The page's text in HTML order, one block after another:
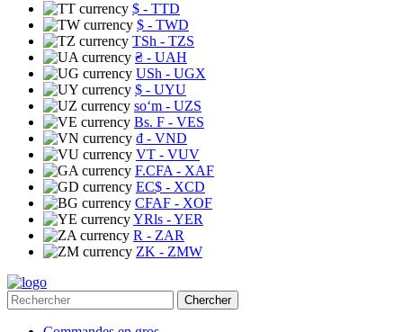
$ - TTD
$ - TWD
TSh - TZS
₴ - UAH
USh - UGX
$ - UYU
soʻm - UZS
Bs. F - VES
₫ - VND
VT - VUV
F.CFA - XAF
EC$ - XCD
CFAF - XOF
YRls - YER
R - ZAR
ZK - ZMW
Chercher